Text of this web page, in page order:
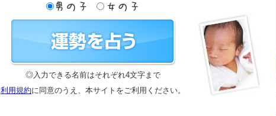
◎入力できる名前はそれぞれ4文字まで
利用規約に同意のうえ、本サイトをご利用ください。